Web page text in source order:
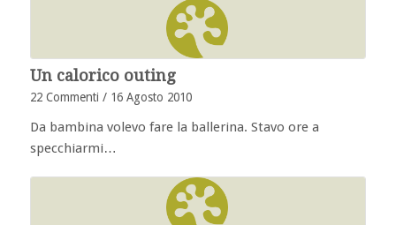
Un calorico outing
22 Commenti / 16 Agosto 2010
Da bambina volevo fare la ballerina. Stavo ore a
specchiarmi…